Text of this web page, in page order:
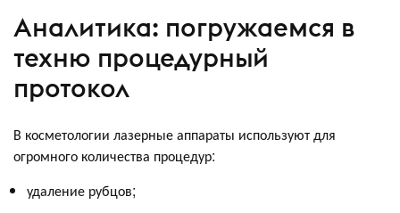
Аналитика: погружаемся в
техню процедурный
протокол
В косметологии лазерные аппараты используют для
огромного количества процедур:
удаление рубцов;